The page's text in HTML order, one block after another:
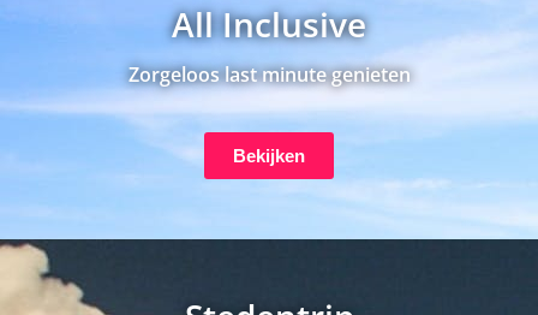
All Inclusive
Zorgeloos last minute genieten
Bekijken